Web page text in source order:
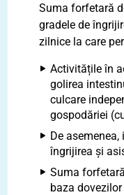
Suma forfetară
gradele de
zilnice la care
Activitățile în
golirea
culcare
gospodăriei
De
îngrijirea și
Suma
baza